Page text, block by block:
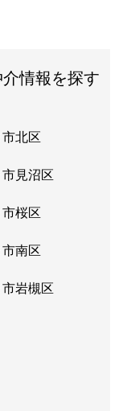
情報を探す
北区
見沼区
桜区
南区
岩槻区